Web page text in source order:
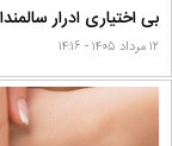
بی اختیاری ادرار
۱۲ مرداد ۱۴۰۵ - ۱۴:۱۶